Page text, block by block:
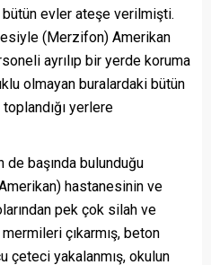
evler ateşe verilmişti.
(Merzifon) Amerikan
ayrılıp bir yerde koruma
olmayan buralardaki bütün
yerlere
başında bulunduğu
hastanesinin ve
pek çok silah ve
çıkarmış, beton
çeteci yakalanmış, okulun